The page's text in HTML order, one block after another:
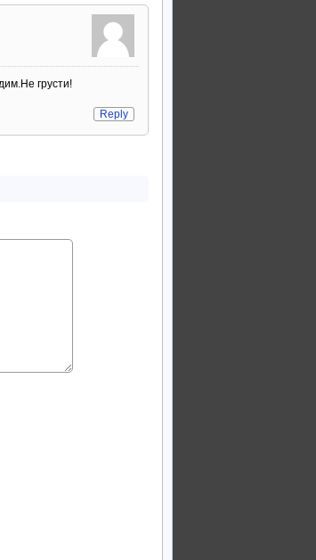
грусти!
Reply